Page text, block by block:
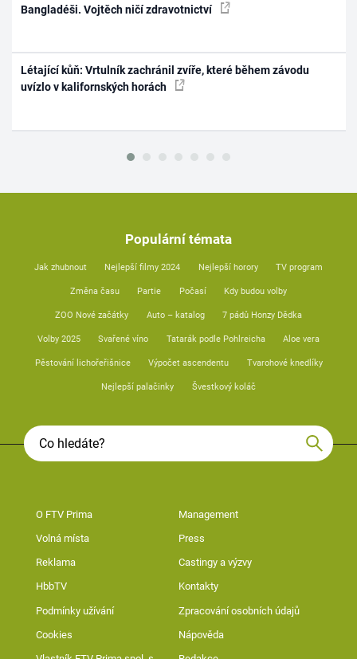
Bangladéši. Vojtěch ničí zdravotnictví
Létající kůň: Vrtulník zachránil zvíře, které během závodu
uvízlo v kalifornských horách
Populární témata
Jak zhubnout Nejlepší filmy 2024 Nejlepší horory TV program
Změna času Partie Počasí Kdy budou volby
ZOO Nové začátky Auto – katalog 7 pádů Honzy Dědka
Volby 2025 Svařené víno Tatarák podle Pohlreicha Aloe vera
Pěstování lichořeřišnice Výpočet ascendentu Tvarohové knedlíky
Nejlepší palačinky Švestkový koláč
O FTV Prima Management
Volná místa Press
Reklama Castingy a výzvy
HbbTV Kontakty
Podmínky užívání Zpracování osobních údajů
Cookies Nápověda